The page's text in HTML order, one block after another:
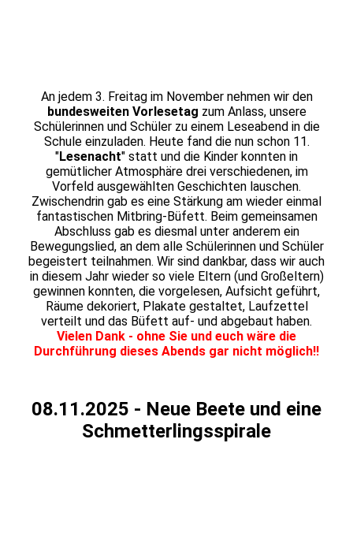
An jedem 3. Freitag im November nehmen wir den
bundesweiten Vorlesetag zum Anlass, unsere
Schülerinnen und Schüler zu einem Leseabend in die
Schule einzuladen. Heute fand die nun schon 11.
"Lesenacht" statt und die Kinder konnten in
gemütlicher Atmosphäre drei verschiedenen, im
Vorfeld ausgewählten Geschichten lauschen.
Zwischendrin gab es eine Stärkung am wieder einmal
fantastischen Mitbring-Büfett. Beim gemeinsamen
Abschluss gab es diesmal unter anderem ein
Bewegungslied, an dem alle Schülerinnen und Schüler
begeistert teilnahmen. Wir sind dankbar, dass wir auch
in diesem Jahr wieder so viele Eltern (und Großeltern)
gewinnen konnten, die vorgelesen, Aufsicht geführt,
Räume dekoriert, Plakate gestaltet, Laufzettel
verteilt und das Büfett auf- und abgebaut haben.
Vielen Dank - ohne Sie und euch wäre die
Durchführung dieses Abends gar nicht möglich!!
08.11.2025 - Neue Beete und eine
Schmetterlingsspirale